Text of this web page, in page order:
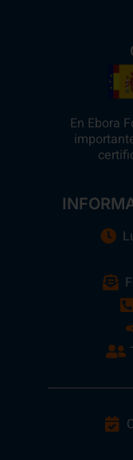
En Ebora